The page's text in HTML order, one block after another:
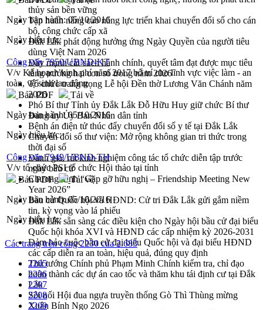
thủy sản bền vững
Tập huấn nâng cao năng lực triển khai chuyển đổi số cho cán
bộ, công chức cấp xã
Đắk Lắk phát động hưởng ứng Ngày Quyền của người tiêu
dùng Việt Nam 2026
Đẩy mạnh cải cách hành chính, quyết tâm đạt được mục tiêu
tăng trưởng hai con số trong năm 2026
Tổ chức trang trọng Lễ hội Đền thờ Lương Văn Chánh năm
2026
Phó Bí thư Tỉnh ủy Đắk Lắk Đỗ Hữu Huy giữ chức Bí thư
Đảng ủy Ủy Ban Nhân dân tỉnh
Bệnh án điện tử thúc đẩy chuyển đổi số y tế tại Đắk Lắk
Chuyển đổi số thư viện: Mở rộng không gian tri thức trong
thời đại số
Đánh giá, rút kinh nghiệm công tác tổ chức diễn tập trước
ngày bầu cử
Chương trình “Gặp gỡ hữu nghị – Friendship Meeting New
Year 2026”
Bầu cử Quốc hội và HĐND: Cử tri Đắk Lắk gửi gắm niềm
tin, kỳ vọng vào lá phiếu
Đắk Lắk sẵn sàng các điều kiện cho Ngày hội bầu cử đại biểu
Quốc hội khóa XVI và HĐND các cấp nhiệm kỳ 2026-2031
Đảm bảo cuộc bầu cử đại biểu Quốc hội và đại biểu HĐND
các cấp diễn ra an toàn, hiệu quả, đúng quy định
Thủ tướng Chính phủ Phạm Minh Chính kiểm tra, chỉ đạo
hoàn thành các dự án cao tốc và thăm khu tái định cư tại Đắk
Lắk
Sôi nổi Hội đua ngựa truyền thống Gò Thì Thùng mừng
Xuân Bính Ngọ 2026
Ngày ban hành:05/10/2016
Ngày hiệu lực:
Công văn 7950/UBND-KT
V/v Kế hoạch kinh phí năm 2017 bố trí cho lĩnh vực việc làm - an
toàn, vệ sinh lao động
Bản PDF
Tải về
Ngày ban hành:05/10/2016
Ngày hiệu lực:
Công văn 7949/UBND-TH
V/v tổ chức PSI tổ chức Hội thảo tại tỉnh
Bản PDF
Tải về
Ngày ban hành:05/10/2016
Ngày hiệu lực:
Các trang trên cổng 2230 của 2.683
2205
2206
2207
2208
2209